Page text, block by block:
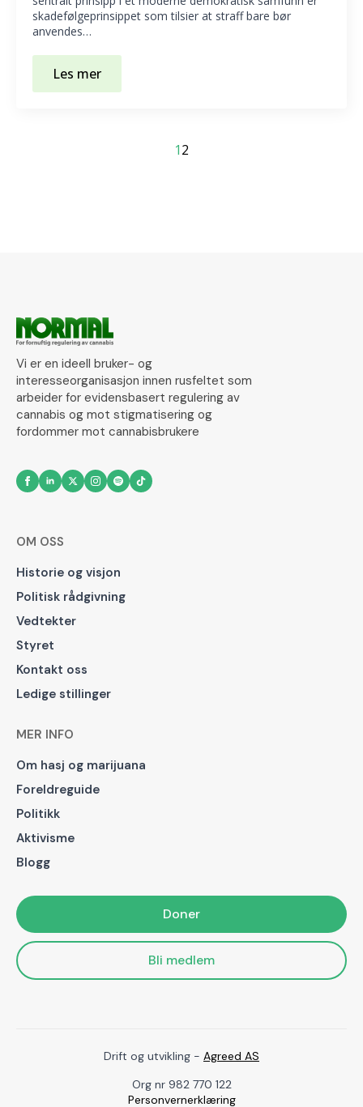
skadefølgeprinsippet som tilsier at straff bare bør
anvendes…
Les mer
12
Vi er en ideell bruker- og
interesseorganisasjon innen rusfeltet som
arbeider for evidensbasert regulering av
cannabis og mot stigmatisering og
fordommer mot cannabisbrukere
OM OSS
Historie og visjon
Politisk rådgivning
Vedtekter
Styret
Kontakt oss
Ledige stillinger
MER INFO
Om hasj og marijuana
Foreldreguide
Politikk
Aktivisme
Blogg
Doner
Bli medlem
Drift og utvikling - Agreed AS
Org nr 982 770 122
Personvernerklæring